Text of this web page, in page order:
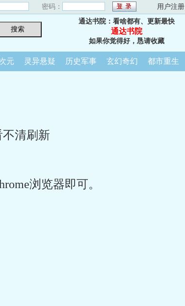
密码： 用户注册
通达书院：看啥都有、更新最快
通达书院
如果你觉得好，恳请收藏
元 灵异悬疑 历史军事 玄幻奇幻 都市重生
不清刷新
浏览器即可。